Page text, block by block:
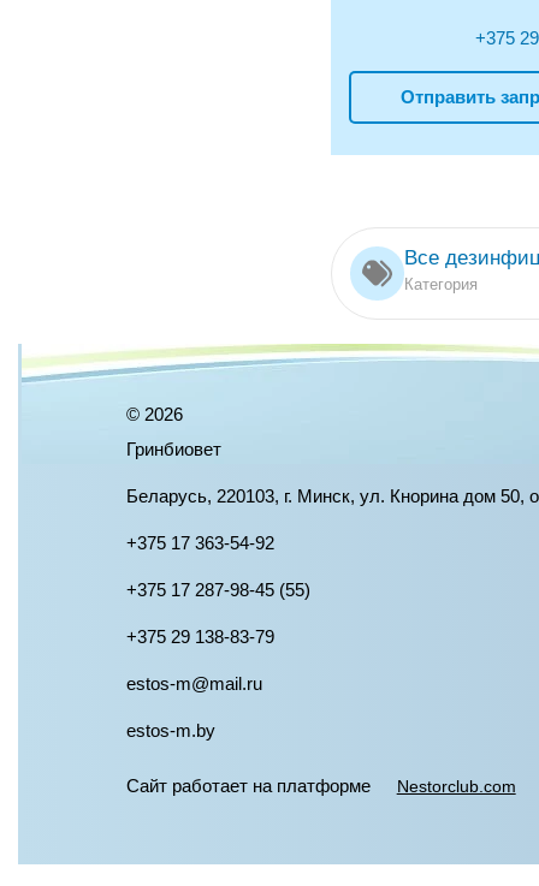
+375
Отправить
Все
Категория
© 2026
Гринбиовет
Беларусь, 220103, г. Минск, ул. Кнорина дом 50,
+375 17 363-54-92
+375 17 287-98-45 (55)
+375 29 138-83-79
estos-m@mail.ru
estos-m.by
Сайт работает на платформе Nestorclub.com